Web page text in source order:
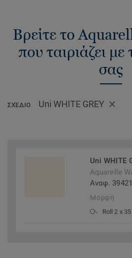
Βρείτε το
που ταιριάζει με
σας
ΣΧΈΔΙΟ Uni WHITE GREY
Uni WHITE
Aquarelle
Αναφ.
Μορφή
Roll 2 x